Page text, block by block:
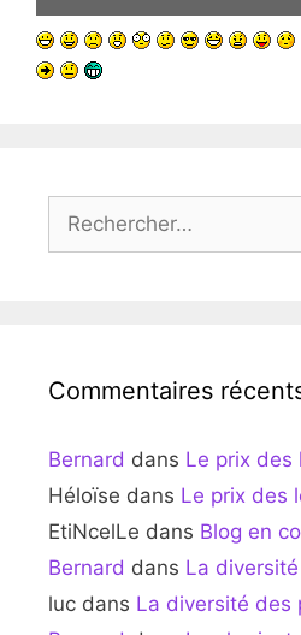
Rechercher :
Commentaires
Bernard dans Le prix des
Héloïse dans Le prix des
EtiNcelLe dans Blog en
Bernard dans La
luc dans La diversité des